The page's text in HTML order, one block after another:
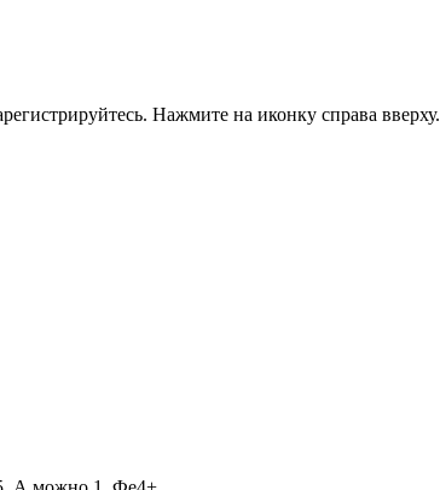
Нажмите на иконку справа вверху.